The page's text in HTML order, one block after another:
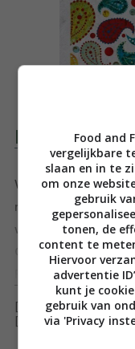
Wil jij het dit jaar
met kerst? Of heb
word je vast erg blij
Ghayour. In
Perzische keuken
verzameld, en die
gewend zijn:
smaak. Van snelle
[ywfbt_form
Food and
vergelijkbare
slaan en in te
om onze
gebruik
tonen, de
content te
Hiervoor
advertentie
kunt je
gebruik van
via 'Privacy